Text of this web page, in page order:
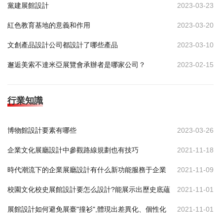
黨建展館設計 2023-03-23
紅色教育基地的意義和作用 2023-03-20
文創產品設計公司都設計了哪些產品 2023-03-10
邂逅美索不達米亞展覽會承辦者是哪家公司？ 2023-02-15
行業知識
博物館設計要素有哪些 2023-03-26
企業文化展廳設計中參觀路線規劃也有技巧 2021-11-18
時代潮流下的企業展廳設計有什么新功能服務于企業 2021-11-09
校園文化校史展館設計要怎么設計?能展示出歷史底蘊 2021-11-01
展館設計如何避免展臺"撞衫",體現出差異化、個性化 2021-11-01